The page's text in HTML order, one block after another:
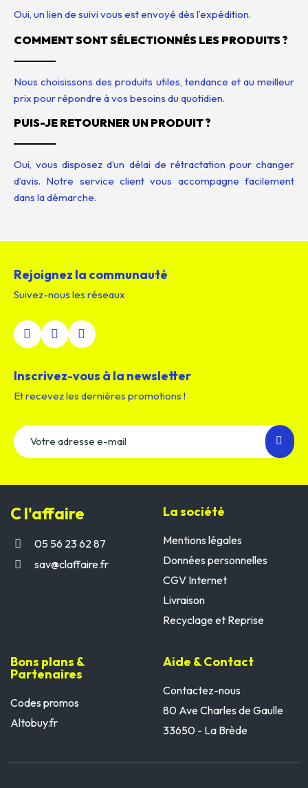
Oui, un lien de suivi vous est envoyé dès l’expédition.
COMMENT SONT SÉLECTIONNÉS LES PRODUITS ?
Nous choisissons des produits utiles, tendance et au meilleur
prix pour répondre à vos besoins du quotidien.
PUIS-JE RETOURNER UN PRODUIT ?
Oui, vous disposez d’un délai de rétractation pour changer
d’avis. Notre service client vous accompagne facilement
dans la démarche.
Rejoignez la communauté
Suivez-nous les réseaux
Inscrivez-vous à la newsletter
Et recevez les dernières promotions !
C l'affaire
05 56 23 62 87
sav@claffaire.fr
La société
Mentions légales
Données personnelles
CGV Internet
Livraison
Recyclage et Reprise
Bons plans &
Partenaires
Codes promos
Altobuy.fr
Aide & Contact
Contactez-nous
80 Ave Charles de Gaulle
33650 - La Brède